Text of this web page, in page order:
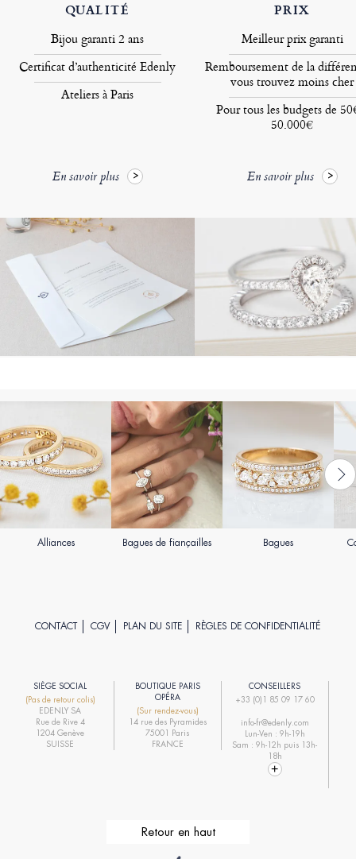
QUALITÉ
Bijou garanti 2 ans
Certificat d’authenticité Edenly
Ateliers à Paris
En savoir plus
PRIX
Meilleur prix garanti
Remboursement de la
vous trouvez moins cher
Pour tous les budgets de
50.000€
En savoir plus
Alliances Bagues de fiançailles Bagues
CONTACT CGV PLAN DU SITE RÈGLES DE CONFIDENTIALITÉ
SIÈGE SOCIAL
(Pas de retour colis)
EDENLY SA
Rue de Rive 4
1204 Genève
SUISSE
BOUTIQUE PARIS
OPÉRA
(Sur rendez-vous)
14 rue des Pyramides
75001 Paris
FRANCE
CONSEILLERS
+33 (0)1 85 09 17 60
info-fr@edenly.com
Lun-Ven : 9h-19h
Sam : 9h-12h puis 13h-
18h
Retour en haut